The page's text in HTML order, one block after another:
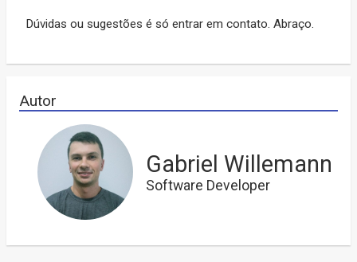
Dúvidas ou sugestões é só entrar em contato. Abraço.
Autor
Gabriel Willemann
Software Developer